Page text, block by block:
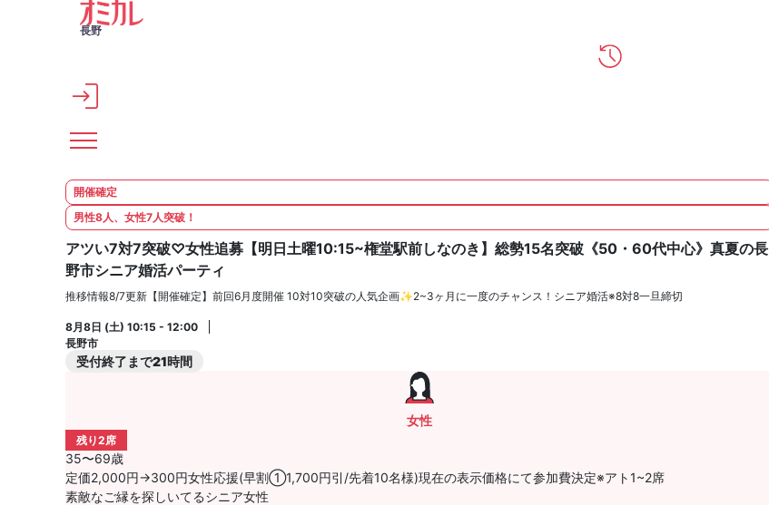
メインコンテンツへスキップ
長野
開催確定
男性8人、女性7人突破！
アツい7対7突破♡女性追募【明日土曜10:15~権堂駅前しなのき】総勢15名突破《50・60代中心》真夏の長
野市シニア婚活パーティ
推移情報8/7更新【開催確定】前回6月度開催 10対10突破の人気企画✨2~3ヶ月に一度のチャンス！シニア婚活※8対8一旦締切
8月8日 (土) 10:15 - 12:00
長野市
受付終了まで21時間
女性
残り2席
35〜69歳
定価2,000円→300円女性応援(早割①1,700円引/先着10名様)現在の表示価格にて参加費決定※アト1~2席
素敵なご縁を探しいてるシニア女性